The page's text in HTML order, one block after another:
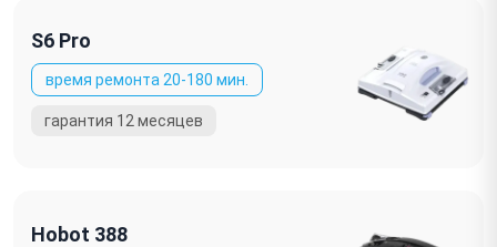
S6 Pro
Hobot 388